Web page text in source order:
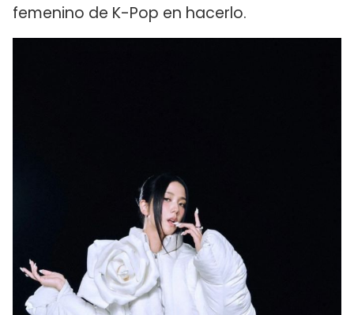
femenino de K-Pop en hacerlo.